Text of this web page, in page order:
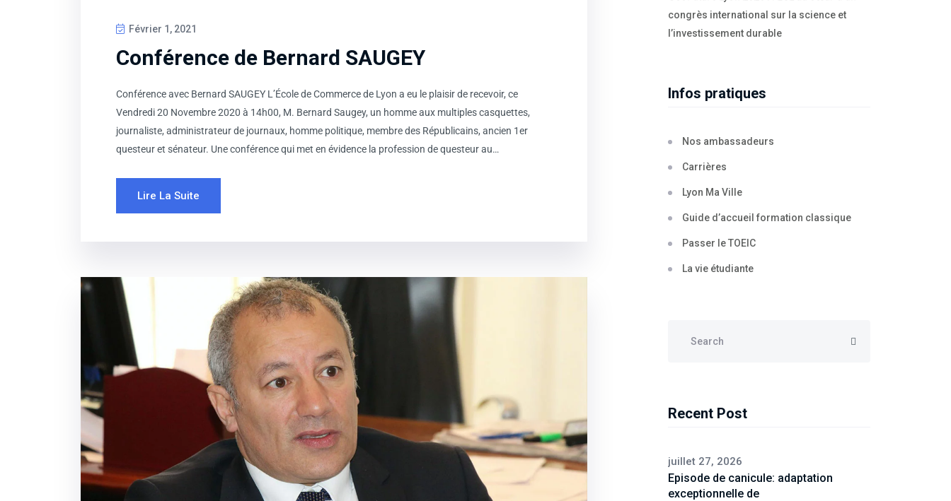
Février 1, 2021
Conférence de Bernard SAUGEY
Conférence avec Bernard SAUGEY L’École de Commerce de Lyon a eu le plaisir de recevoir, ce
Vendredi 20 Novembre 2020 à 14h00, M. Bernard Saugey, un homme aux multiples casquettes,
journaliste, administrateur de journaux, homme politique, membre des Républicains, ancien 1er
questeur et sénateur. Une conférence qui met en évidence la profession de questeur au…
Lire La Suite
congrès international sur la science et
l’investissement durable
Infos pratiques
Nos ambassadeurs
Carrières
Lyon Ma Ville
Guide d’accueil formation classique
Passer le TOEIC
La vie étudiante
Recent Post
juillet 27, 2026
Episode de canicule: adaptation
exceptionnelle de